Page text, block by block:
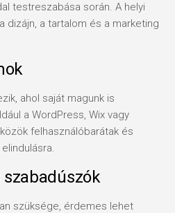
testreszabása során. A helyi
dizájn, a tartalom és a marketing
ahol saját magunk is
a WordPress, Wix vagy
felhasználóbarátak és
szabadúszók
szüksége, érdemes lehet